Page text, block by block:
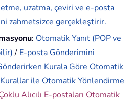
uzatma, çeviri ve e-posta
zahmetsizce gerçekleştirir.
: Otomatik Yanıt (POP ve
/ E-posta Gönderimini
Kurala Göre Otomatik
ile Otomatik Yönlendirme
Alıcılı E-postaları Otomatik